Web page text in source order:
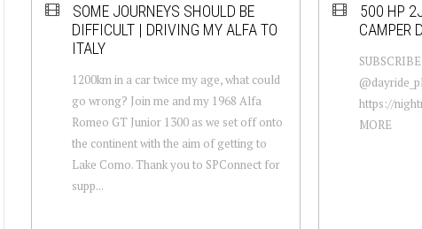
SOME JOURNEYS SHOULD BE
DIFFICULT | DRIVING MY ALFA TO
ITALY
1200km in a car twice my age, what could
go wrong? Join me and my 1968 Alfa
Romeo GT Junior 1300 as we set off onto
the continent with the aim of getting to
Lake Como. Thank you to SPConnect for
supp...
500 HP
CAMPER
https://
MORE